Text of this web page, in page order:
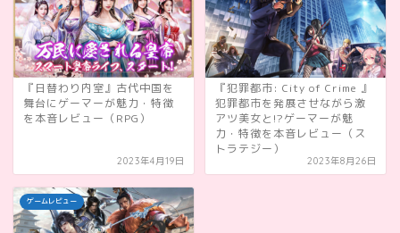
『日替わり内室』古代中国を
舞台にゲーマーが魅力・特徴
を本音レビュー（RPG）
2023年4月19日
『犯罪都市: City of Crime 』
犯罪都市を発展させながら激
アツ美女と!?ゲーマーが魅
力・特徴を本音レビュー（ス
トラテジー）
2023年8月26日
ゲームレビュー